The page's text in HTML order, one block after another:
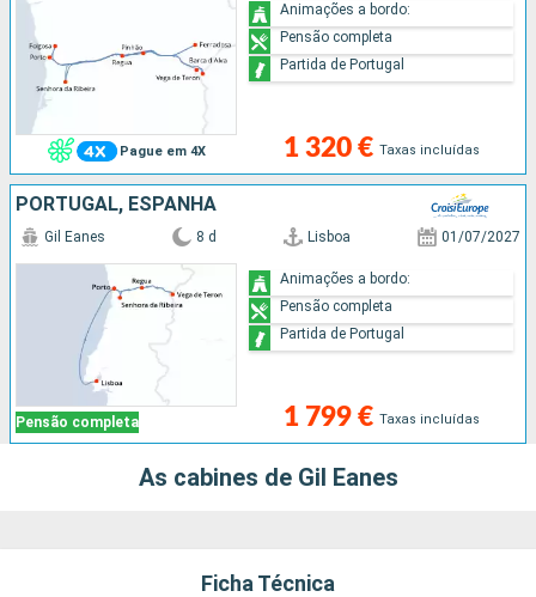
Pague em 4X 1 320 € Taxas incluídas
Animações a bordo:
Pensão completa
Partida de Portugal
PORTUGAL, ESPANHA
Pensão completa
Gil Eanes 8 d Lisboa 01/07/2027
1 799 € Taxas incluídas
Animações a bordo:
Pensão completa
Partida de Portugal
As cabines de Gil Eanes
Ficha Técnica